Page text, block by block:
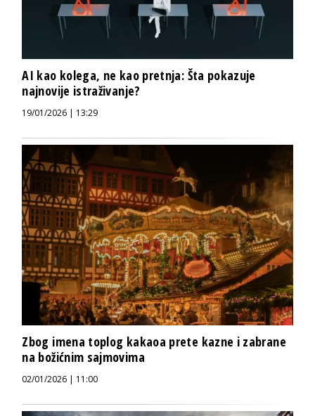
AI kao kolega, ne kao pretnja: Šta pokazuje
najnovije istraživanje?
19/01/2026 | 13:29
Zbog imena toplog kakaoa prete kazne i zabrane
na božićnim sajmovima
02/01/2026 | 11:00